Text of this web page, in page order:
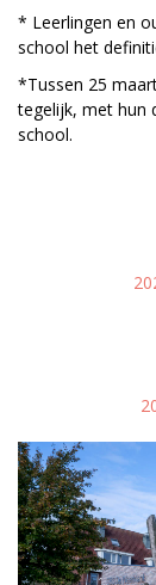
* Leerlingen en
school het
*Tussen 25
tegelijk, met hun
school.